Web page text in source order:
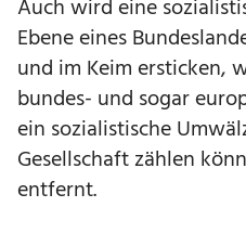
Auch wird eine
Ebene eines
und im Keim ersticken,
bundes- und sogar
ein sozialistische
Gesellschaft zählen
entfernt.